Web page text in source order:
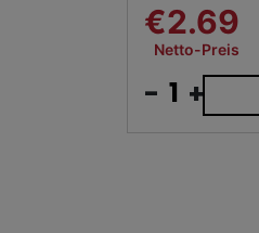
€2.69
Netto-Preis
- +